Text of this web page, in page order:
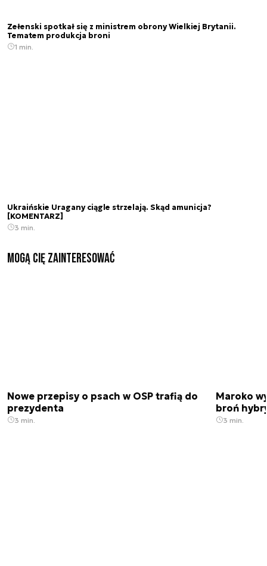
Zełenski spotkał się z ministrem obrony Wielkiej Brytanii.
Tematem produkcja broni
1 min.
Ukraińskie Uragany ciągle strzelają. Skąd amunicja?
[KOMENTARZ]
3 min.
Mogą Cię zainteresować
Nowe przepisy o psach w OSP trafią do
prezydenta
3 min.
Maroko
broń
3 min.